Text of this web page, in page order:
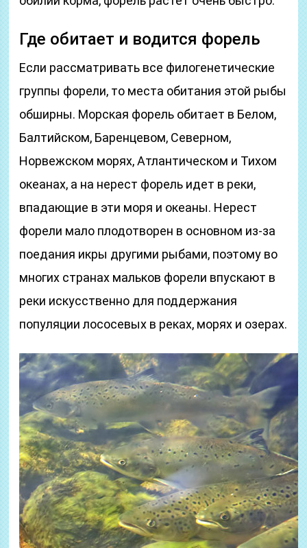
Где обитает и водится форель
Если рассматривать все филогенетические
группы форели, то места обитания этой рыбы
обширны. Морская форель обитает в Белом,
Балтийском, Баренцевом, Северном,
Норвежском морях, Атлантическом и Тихом
океанах, а на нерест форель идет в реки,
впадающие в эти моря и океаны. Нерест
форели мало плодотворен в основном из-за
поедания икры другими рыбами, поэтому во
многих странах мальков форели впускают в
реки искусственно для поддержания
популяции лососевых в реках, морях и озерах.